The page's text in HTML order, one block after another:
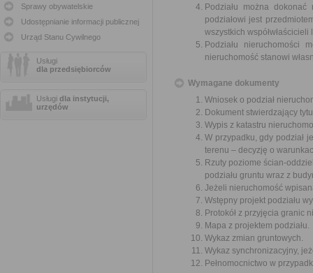
Sprawy obywatelskie
Udostępnianie informacji publicznej
Urząd Stanu Cywilnego
Usługi
dla przedsiębiorców
Usługi dla instytucji,
urzędów
Podziału można
podziałowi jest
wszystkich współwłaścicieli
Podziału
nieruchomość stanowi
Wymagane dokumenty
Wniosek o podział
Dokument stwierdzający
Wypis z katastru
W przypadku, gdy podział
terenu – decyzję o
Rzuty poziome ścian-
podziału gruntu wraz z
Jeżeli nieruchomość
Wstępny projekt podziału
Protokół z przyjęcia granic
Mapa z projektem podziału.
Wykaz zmian gruntowych.
Wykaz synchronizacyjny,
Pełnomocnictwo w